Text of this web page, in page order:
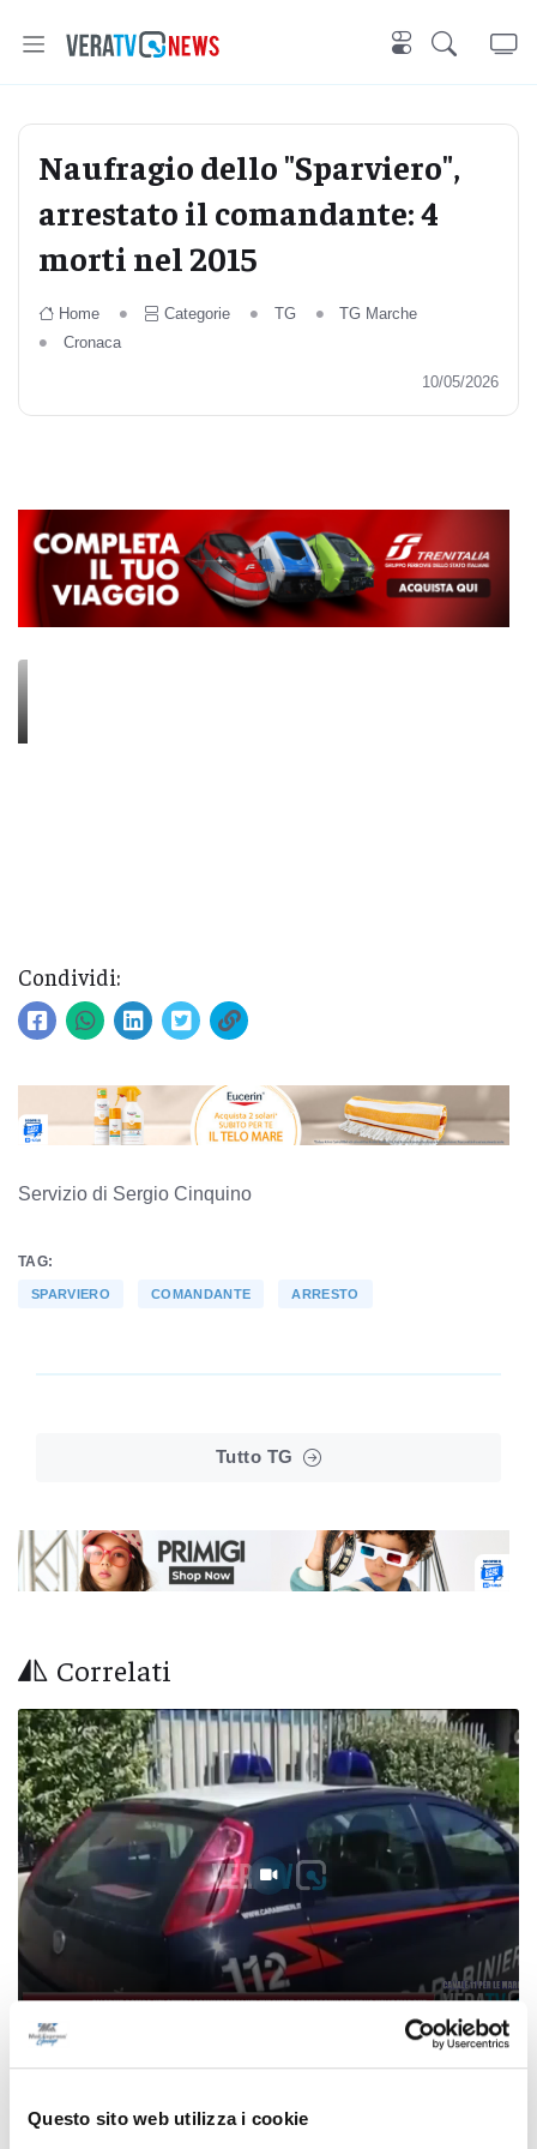
Questo sito web utilizza i cookie
Naufragio dello "Sparviero",
arrestato il comandante: 4
morti nel 2015
Home Categorie TG
TG Marche
Cronaca
10/05/2026
Condividi:
Servizio di Sergio Cinquino
TAG:
SPARVIERO COMANDANTE ARRESTO
Tutto TG
Correlati
Allarme bomba nei centri commerciali del
Milanese, le indagini portano nelle Marche